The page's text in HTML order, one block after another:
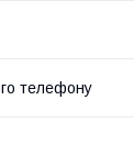
телефону